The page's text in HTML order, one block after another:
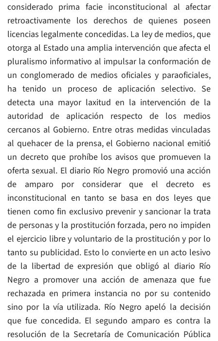
considerado prima facie inconstitucional al afectar
retroactivamente los derechos de quienes poseen
licencias legalmente concedidas. La ley de medios, que
otorga al Estado una amplia intervención que afecta el
pluralismo informativo al impulsar la conformación de
un conglomerado de medios oficiales y paraoficiales,
ha tenido un proceso de aplicación selectivo. Se
detecta una mayor laxitud en la intervención de la
autoridad de aplicación respecto de los medios
cercanos al Gobierno. Entre otras medidas vinculadas
al quehacer de la prensa, el Gobierno nacional emitió
un decreto que prohíbe los avisos que promueven la
oferta sexual. El diario Río Negro promovió una acción
de amparo por considerar que el decreto es
inconstitucional en tanto se basa en dos leyes que
tienen como fin exclusivo prevenir y sancionar la trata
de personas y la prostitución forzada, pero no impiden
el ejercicio libre y voluntario de la prostitución y por lo
tanto su publicidad. Esto lo convierte en un acto lesivo
de la libertad de expresión que obligó al diario Río
Negro a promover una acción de amenaza que fue
rechazada en primera instancia no por su contenido
sino por la vía utilizada. Río Negro apeló la decisión
que fue concedida. El segundo amparo es contra la
resolución de la Secretaría de Comunicación Pública